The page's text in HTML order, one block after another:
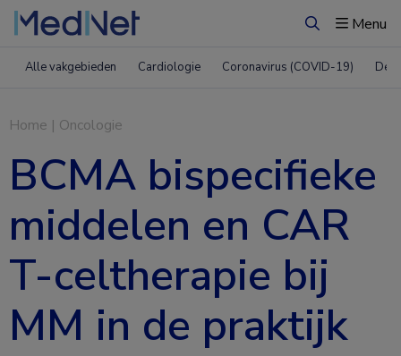
ZoekenMenu
Alle vakgebieden Cardiologie Coronavirus (COVID-19)
Home | Oncologie
BCMA bispecifieke
middelen en CAR
T-celtherapie bij
MM in de praktijk